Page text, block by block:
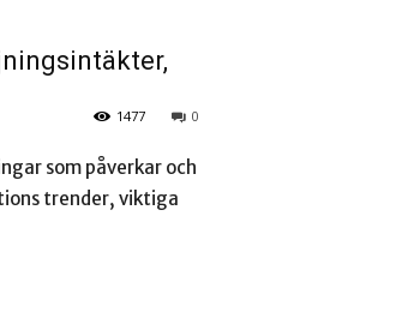
0
1477
som påverkar och
trender, viktiga